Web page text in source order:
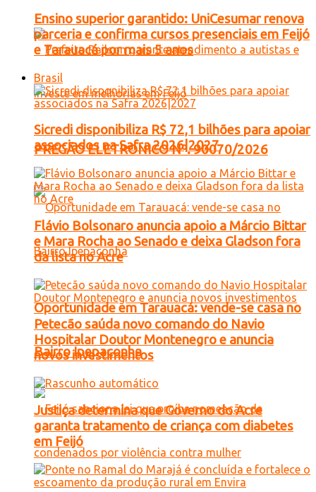
PREGÃO ELETRONICO Nº. 90070/2026
Oportunidade em Tarauacá: vende-se casa no
Bairro Ipepaconha
Ensino superior garantido: UniCesumar renova
parceria e confirma cursos presenciais em Feijó
e Tarauacá por mais 5 anos
Brasil
Sicredi disponibiliza R$ 72,1 bilhões para apoiar
associados na Safra 2026|2027
Flávio Bolsonaro anuncia apoio a Márcio Bittar
e Mara Rocha ao Senado e deixa Gladson fora
da lista no Acre
Petecão saúda novo comando do Navio
Hospitalar Doutor Montenegro e anuncia
novos investimentos
Justiça determina que Governo do Acre
garanta tratamento de criança com diabetes
em Feijó